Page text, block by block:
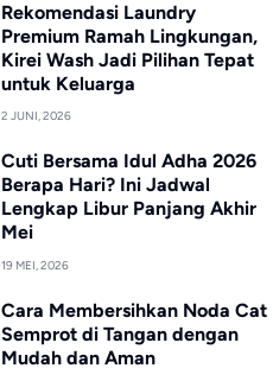
Rekomendasi Laundry
Premium Ramah Lingkungan,
Kirei Wash Jadi Pilihan Tepat
untuk Keluarga
2 JUNI, 2026
Cuti Bersama Idul Adha 2026
Berapa Hari? Ini Jadwal
Lengkap Libur Panjang Akhir
Mei
19 MEI, 2026
Cara Membersihkan Noda Cat
Semprot di Tangan dengan
Mudah dan Aman